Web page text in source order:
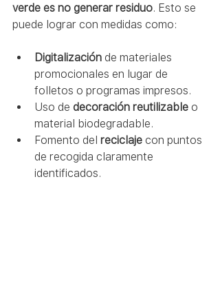
verde es no generar residuo. Esto se
puede lograr con medidas como:
Digitalización de materiales
promocionales en lugar de
folletos o programas impresos.
Uso de decoración reutilizable o
material biodegradable.
Fomento del reciclaje con puntos
de recogida claramente
identificados.